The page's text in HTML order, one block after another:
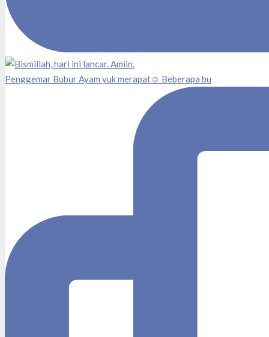
Penggemar Bubur Ayam yuk merapat☺️ Beberapa bu